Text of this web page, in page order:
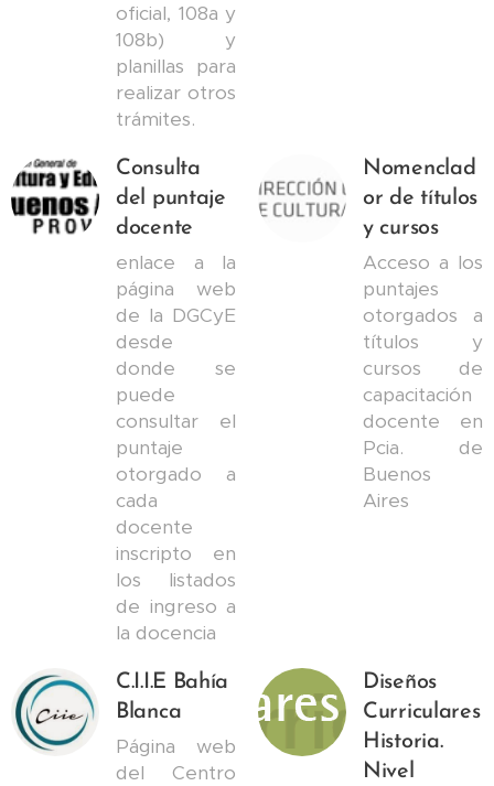
oficial, 108a y
108b) y
planillas para
realizar otros
trámites.
Consulta
del puntaje
docente
enlace a la
página web
de la DGCyE
desde
donde se
puede
consultar el
puntaje
otorgado a
cada
docente
inscripto en
los listados
de ingreso a
la docencia
Nomenclad
or de títulos
y cursos
Acceso a los
puntajes
otorgados a
títulos y
cursos de
capacitación
docente en
Pcia. de
Buenos
Aires
C.I.I.E Bahía
Blanca
Página web
del Centro
Diseños
Curriculares
Historia.
Nivel